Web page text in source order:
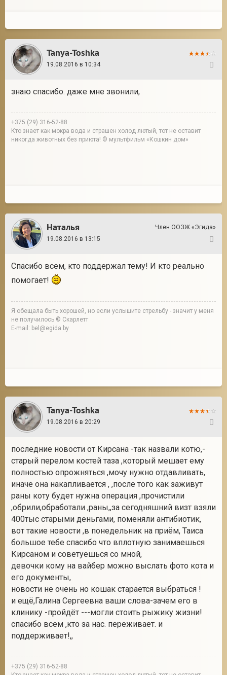
Tanya-Toshka
19.08.2016 в 10:34
знаю спасибо. даже мне звонили,
+375 (29) 316-52-88
Кто знает как мокра вода и страшен холод лютый, тот не оставит
никогда животных без приюта! © мультфильм «Кошкин дом»
Наталья
Член ООЗЖ «Эгида»
19.08.2016 в 13:15
Спасибо всем, кто поддержал тему! И кто реально
помогает!
Я обещала быть хорошей, но если услышите стрельбу - значит у меня
не получилось © Скарлетт
E-mail: bel@egida.by
Tanya-Toshka
19.08.2016 в 20:29
последние новости от Кирсана -так назвали котю,-
старый перелом костей таза ,который мешает ему
полностью опрожняться ,мочу нужно отдавливать,
иначе она накапливается , ,после того как заживут
раны коту будет нужна операция ,прочистили
,обрили,обработали ,раны,,за сегодняшний визт взяли
400тыс старыми деньгами, поменяли антибиотик,
вот такие новости ,в понедельник на приём, Таиса
большое тебе спасибо что вплотную занимаешься
Кирсаном и советуешься со мной,
девочки кому на вайбер можно выслать фото кота и
его документы,
новости не очень но кошак старается выбраться !
и ещё,Галина Сергеевна ваши слова-зачем его в
клинику -пройдёт ---могли стоить рыжику жизни!
спасибо всем ,кто за нас. переживает. и
поддерживает!,,
+375 (29) 316-52-88